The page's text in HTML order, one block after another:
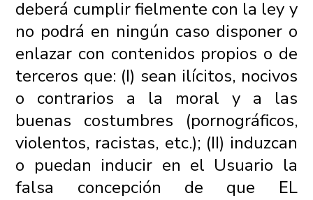
deberá cumplir fielmente con la ley y
no podrá en ningún caso disponer o
enlazar con contenidos propios o de
terceros que: (I) sean ilícitos, nocivos
o contrarios a la moral y a las
buenas costumbres (pornográficos,
violentos, racistas, etc.); (II) induzcan
o puedan inducir en el Usuario la
falsa concepción de que EL